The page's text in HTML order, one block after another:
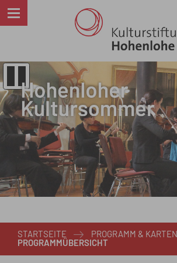
STARTSEITE
PROGRAMM & KARTEN
PROGRAMMÜBERSICHT